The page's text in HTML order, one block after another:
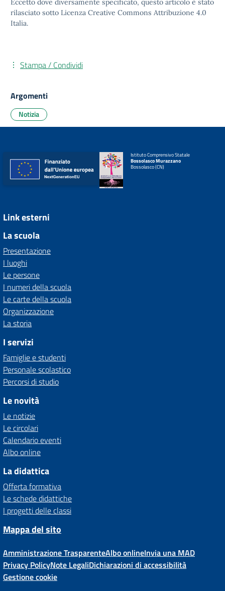
Eccetto dove diversamente specificato, questo articolo è stato
rilasciato sotto Licenza Creative Commons Attribuzione 4.0
Italia.
Stampa / Condividi
Argomenti
Notizia
Istituto Comprensivo Statale
Bossolasco Murazzano
Bossolasco (CN)
Link esterni
La scuola
Presentazione
I luoghi
Le persone
I numeri della scuola
Le carte della scuola
Organizzazione
La storia
I servizi
Famiglie e studenti
Personale scolastico
Percorsi di studio
Le novità
Le notizie
Le circolari
Calendario eventi
Albo online
La didattica
Offerta formativa
Le schede didattiche
I progetti delle classi
Mappa del sito
Amministrazione TrasparenteAlbo onlineInvia una MAD
Privacy PolicyNote LegaliDichiarazioni di accessibilità
Gestione cookie